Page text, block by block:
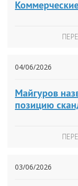
04/06/2026
Майгуров
позицию
03/06/2026